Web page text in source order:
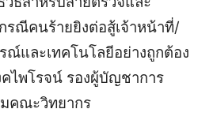
รณีคนร้ายยิงต่อสู้เจ้าหน้าที่/
ณ์และเทคโนโลยีอย่างถูกต้อง
ไพโรจน์ รองผู้บัญชาการ
คณะวิทยากร